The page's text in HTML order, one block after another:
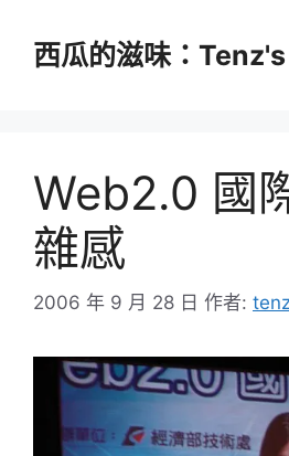
西瓜的滋味：
Web2.0 國
雜感
2006 年 9 月 28 日 作者: